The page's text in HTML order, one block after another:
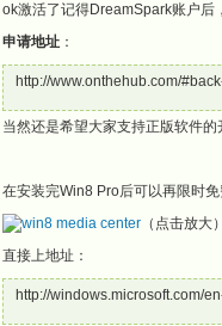
ok激活了记得DreamSpark账户后
申请地址 ：
http://www.onthehub.com/
当然还是希望大家支持正版软件
在安装完Win8 Pro后可以再限时
（点击放大）
直接上地址：
http://windows.microsoft.com/